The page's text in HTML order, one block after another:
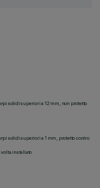
solidi superiori a 12 mm, non protetto
solidi superiori a 1 mm, protetto contro
installato